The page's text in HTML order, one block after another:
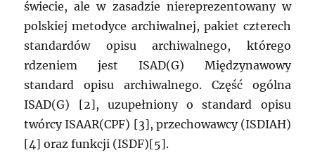
świecie, ale w zasadzie niereprezentowany w
polskiej metodyce archiwalnej, pakiet czterech
standardów opisu archiwalnego, którego
rdzeniem jest ISAD(G) Międzynawowy
standard opisu archiwalnego. Część ogólna
ISAD(G) [2], uzupełniony o standard opisu
twórcy ISAAR(CPF) [3], przechowawcy (ISDIAH)
[4] oraz funkcji (ISDF)[5].